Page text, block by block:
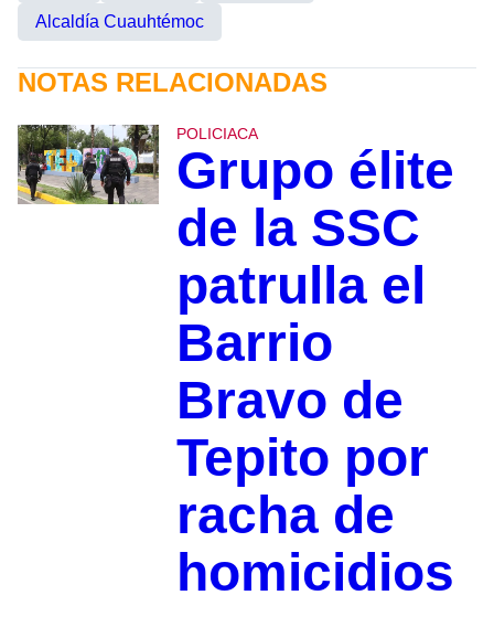
Alcaldía Cuauhtémoc
NOTAS RELACIONADAS
POLICIACA
Grupo élite
de la SSC
patrulla el
Barrio
Bravo de
Tepito por
racha de
homicidios